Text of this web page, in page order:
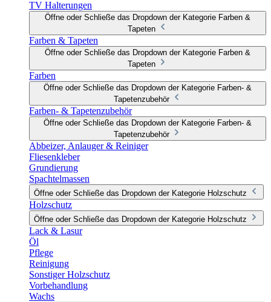
TV Halterungen
Öffne oder Schließe das Dropdown der Kategorie Farben &
Tapeten
Farben & Tapeten
Öffne oder Schließe das Dropdown der Kategorie Farben &
Tapeten
Farben
Öffne oder Schließe das Dropdown der Kategorie Farben- &
Tapetenzubehör
Farben- & Tapetenzubehör
Öffne oder Schließe das Dropdown der Kategorie Farben- &
Tapetenzubehör
Abbeizer, Anlauger & Reiniger
Fliesenkleber
Grundierung
Spachtelmassen
Öffne oder Schließe das Dropdown der Kategorie Holzschutz
Holzschutz
Öffne oder Schließe das Dropdown der Kategorie Holzschutz
Lack & Lasur
Öl
Pflege
Reinigung
Sonstiger Holzschutz
Vorbehandlung
Wachs